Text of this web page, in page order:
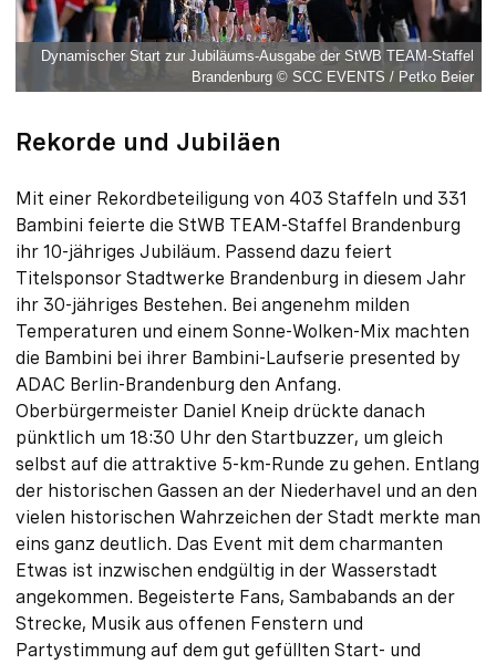
Dynamischer Start zur Jubiläums-Ausgabe der StWB TEAM-Staffel
Brandenburg © SCC EVENTS / Petko Beier
Rekorde und Jubiläen
Mit einer Rekordbeteiligung von 403 Staffeln und 331
Bambini feierte die StWB TEAM-Staffel Brandenburg
ihr 10-jähriges Jubiläum. Passend dazu feiert
Titelsponsor Stadtwerke Brandenburg in diesem Jahr
ihr 30-jähriges Bestehen. Bei angenehm milden
Temperaturen und einem Sonne-Wolken-Mix machten
die Bambini bei ihrer Bambini-Laufserie presented by
ADAC Berlin-Brandenburg den Anfang.
Oberbürgermeister Daniel Kneip drückte danach
pünktlich um 18:30 Uhr den Startbuzzer, um gleich
selbst auf die attraktive 5-km-Runde zu gehen. Entlang
der historischen Gassen an der Niederhavel und an den
vielen historischen Wahrzeichen der Stadt merkte man
eins ganz deutlich. Das Event mit dem charmanten
Etwas ist inzwischen endgültig in der Wasserstadt
angekommen. Begeisterte Fans, Sambabands an der
Strecke, Musik aus offenen Fenstern und
Partystimmung auf dem gut gefüllten Start- und